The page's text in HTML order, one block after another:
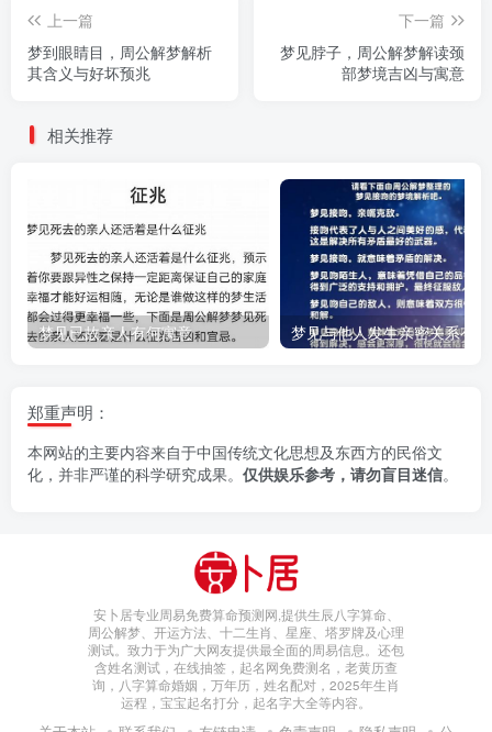
上一篇
梦到眼睛目，周公解梦解析
其含义与好坏预兆
下一篇
梦见脖子，周公解梦解读颈
部梦境吉凶与寓意
相关推荐
梦见已故亲人有何寓意
郑重声明：
本网站的主要内容来自于中国传统文化思想及东西方的民俗文
化，并非严谨的科学研究成果。 仅供娱乐参考，请勿盲目迷信。
安卜居专业周易免费算命预测网,提供生辰八字算命、
周公解梦、开运方法、十二生肖、星座、塔罗牌及心理
测试。致力于为广大网友提供最全面的周易信息。还包
含姓名测试，在线抽签，起名网免费测名，老黄历查
询，八字算命婚姻，万年历，姓名配对，2025年生肖
运程，宝宝起名打分，起名字大全等内容。